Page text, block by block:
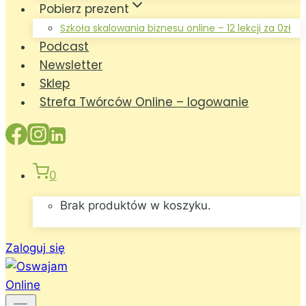
Pobierz prezent
Szkoła skalowania biznesu online – 12 lekcji za 0zł
Podcast
Newsletter
Sklep
Strefa Twórców Online – logowanie
0
Brak produktów w koszyku.
Zaloguj się